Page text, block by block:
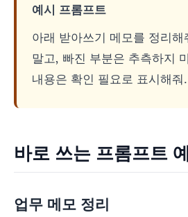
예시 프롬프트
아래 받아쓰기 메모를 정리
말고, 빠진 부분은 추측하지
내용은 확인 필요로 표시해줘.
바로 쓰는 프롬프트
업무 메모 정리